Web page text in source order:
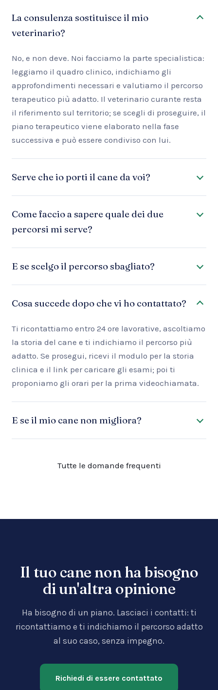
La consulenza sostituisce il mio
veterinario?
No, e non deve. Noi facciamo la parte specialistica:
leggiamo il quadro clinico, indichiamo gli
approfondimenti necessari e valutiamo il percorso
terapeutico più adatto. Il veterinario curante resta
il riferimento sul territorio; se scegli di proseguire, il
piano terapeutico viene elaborato nella fase
successiva e può essere condiviso con lui.
Serve che io porti il cane da voi?
Come faccio a sapere quale dei due
percorsi mi serve?
E se scelgo il percorso sbagliato?
Cosa succede dopo che vi ho contattato?
Ti ricontattiamo entro 24 ore lavorative, ascoltiamo
la storia del cane e ti indichiamo il percorso più
adatto. Se prosegui, ricevi il modulo per la storia
clinica e il link per caricare gli esami; poi ti
proponiamo gli orari per la prima videochiamata.
E se il mio cane non migliora?
Tutte le domande frequenti
Il tuo cane non ha bisogno
di un'altra opinione
Ha bisogno di un piano. Lasciaci i contatti: ti
ricontattiamo e ti indichiamo il percorso adatto
al suo caso, senza impegno.
Richiedi di essere contattato